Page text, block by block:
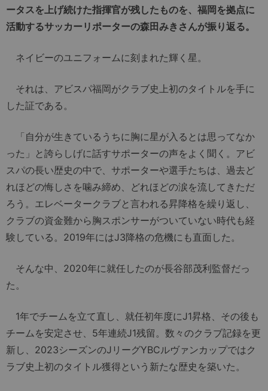
ータスを上げ続けた指揮官が残したものを、福岡を拠点に
活動するサッカーリポーターの森田みきさんが振り返る。
ネイビーのユニフォームに刻まれた輝く星。
それは、アビスパ福岡がクラブ史上初のタイトルを手に
した証である。
「自分が生きているうちに胸に星が入るとは思ってなか
った」と誇らしげに話すサポーターの声をよく聞く。アビ
スパの長い歴史の中で、サポーターや選手たちは、過去ど
れほどの悔しさを噛み締め、どれほどの涙を流してきただ
ろう。エレベータークラブと言われる昇降格を繰り返し、
クラブの資金難から胸スポンサーがついていない時代も経
験している。2019年にはJ3降格の危機にも直面した。
そんな中、2020年に就任したのが長谷部茂利監督だっ
た。
1年でチームを立て直し、就任初年度にJ1昇格、その後も
チームを安定させ、5年連続J1残留。数々のクラブ記録を更
新し、2023シーズンのJリーグYBCルヴァンカップではク
ラブ史上初のタイトル獲得という新たな歴史を築いた。